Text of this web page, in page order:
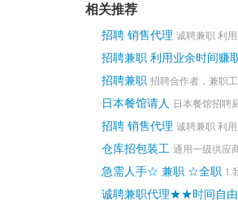
相关推荐
招聘 销售代理 诚聘兼职 利
招聘兼职 利用业余时间赚
招聘兼职 招聘合作者，兼职
日本餐馆请人 日本餐馆招聘
招聘 销售代理 诚聘兼职 利
仓库招包装工 通用一级供应
急需人手☆ 兼职 ☆全职 1.
诚聘兼职代理★★时间自